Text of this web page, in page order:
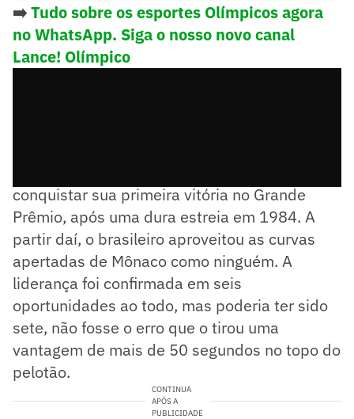
➡️Tudo sobre os esportes Olímpicos agora
no WhatsApp. Siga o nosso novo canal
Lance! Olímpico
conquistar sua primeira vitória no Grande
Prêmio, após uma dura estreia em 1984. A
partir daí, o brasileiro aproveitou as curvas
apertadas de Mônaco como ninguém. A
liderança foi confirmada em seis
oportunidades ao todo, mas poderia ter sido
sete, não fosse o erro que o tirou uma
vantagem de mais de 50 segundos no topo do
pelotão.
CONTINUA
APÓS A
PUBLICIDADE